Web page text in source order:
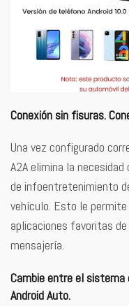
Conexión sin fisuras.
Una vez configurado
A2A elimina la
de infoentretenimiento
vehículo. Esto le
aplicaciones favoritas
mensajería.
Cambie entre el
Android Auto.